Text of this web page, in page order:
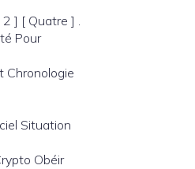
] [ Quatre ] .
Pour
Chronologie
Situation
Obéir